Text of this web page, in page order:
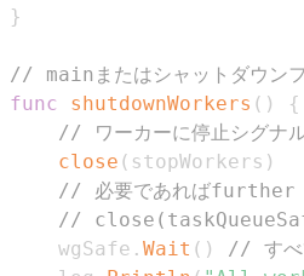
}
// mainまたはシャットダウンフ
func
shutdownWorkers ( )
{
// ワーカーに停止シグナ
close ( stopWorkers )
// 必要であればfurther
//
	wgSafe
. Wait ( )
// すべ